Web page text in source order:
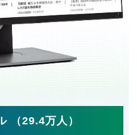
（29.4万人）